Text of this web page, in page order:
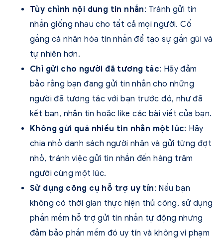
Tùy chỉnh nội dung tin nhắn: Tránh gửi tin
nhắn giống nhau cho tất cả mọi người. Cố
gắng cá nhân hóa tin nhắn để tạo sự gần gũi và
tự nhiên hơn.
Chỉ gửi cho người đã tương tác: Hãy đảm
bảo rằng bạn đang gửi tin nhắn cho những
người đã tương tác với bạn trước đó, như đã
kết bạn, nhắn tin hoặc like các bài viết của bạn.
Không gửi quá nhiều tin nhắn một lúc: Hãy
chia nhỏ danh sách người nhận và gửi từng đợt
nhỏ, tránh việc gửi tin nhắn đến hàng trăm
người cùng một lúc.
Sử dụng công cụ hỗ trợ uy tín: Nếu bạn
không có thời gian thực hiện thủ công, sử dụng
phần mềm hỗ trợ gửi tin nhắn tự động nhưng
đảm bảo phần mềm đó uy tín và không vi phạm